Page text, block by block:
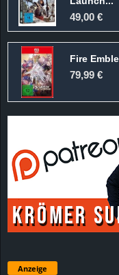
49,00 €
Fire
79,99 €
Anzeige